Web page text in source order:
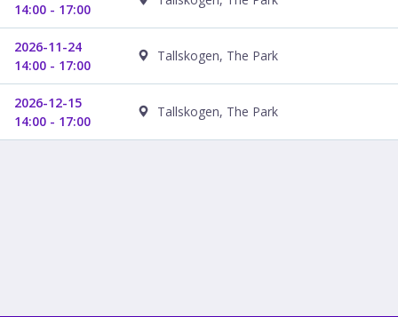
14:00 - 17:00
2026-11-24
14:00 - 17:00
Tallskogen, The Park
2026-12-15
14:00 - 17:00
Tallskogen, The Park